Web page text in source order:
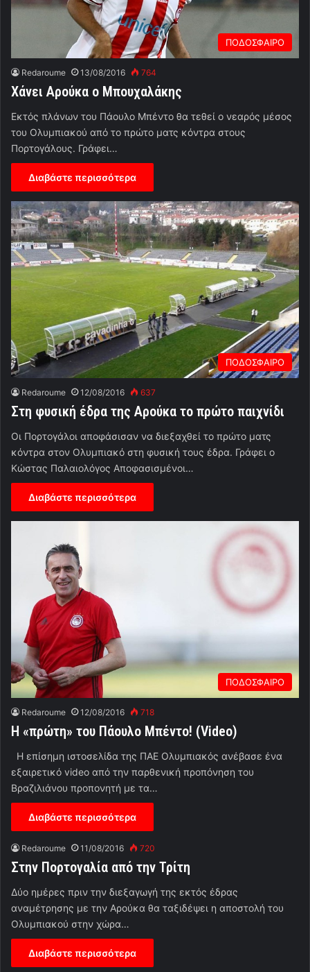
ΠΟΔΟΣΦΑΙΡΟ
Redaroume 13/08/2016 764
Χάνει Αρούκα ο Μπουχαλάκης
Εκτός πλάνων του Πάουλο Μπέντο θα τεθεί ο νεαρός μέσος
του Ολυμπιακού από το πρώτο ματς κόντρα στους
Πορτογάλους. Γράφει…
Διαβάστε περισσότερα
ΠΟΔΟΣΦΑΙΡΟ
Redaroume 12/08/2016 637
Στη φυσική έδρα της Αρούκα το πρώτο παιχνίδι
Οι Πορτογάλοι αποφάσισαν να διεξαχθεί το πρώτο ματς
κόντρα στον Ολυμπιακό στη φυσική τους έδρα. Γράφει ο
Κώστας Παλαιολόγος Αποφασισμένοι…
Διαβάστε περισσότερα
ΠΟΔΟΣΦΑΙΡΟ
Redaroume 12/08/2016 718
H «πρώτη» του Πάουλο Μπέντο! (Video)
Η επίσημη ιστοσελίδα της ΠΑΕ Ολυμπιακός ανέβασε ένα
εξαιρετικό video από την παρθενική προπόνηση του
Βραζιλιάνου προπονητή με τα…
Διαβάστε περισσότερα
Redaroume 11/08/2016 720
Στην Πορτογαλία από την Τρίτη
Δύο ημέρες πριν την διεξαγωγή της εκτός έδρας
αναμέτρησης με την Αρούκα θα ταξιδέψει η αποστολή του
Ολυμπιακού στην χώρα…
Διαβάστε περισσότερα